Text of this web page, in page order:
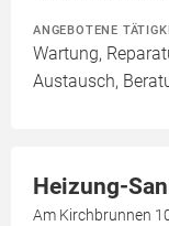
ANGEBOTENE
Wartung,
Austausch,
Heizung-
Am Kirchbrunnen